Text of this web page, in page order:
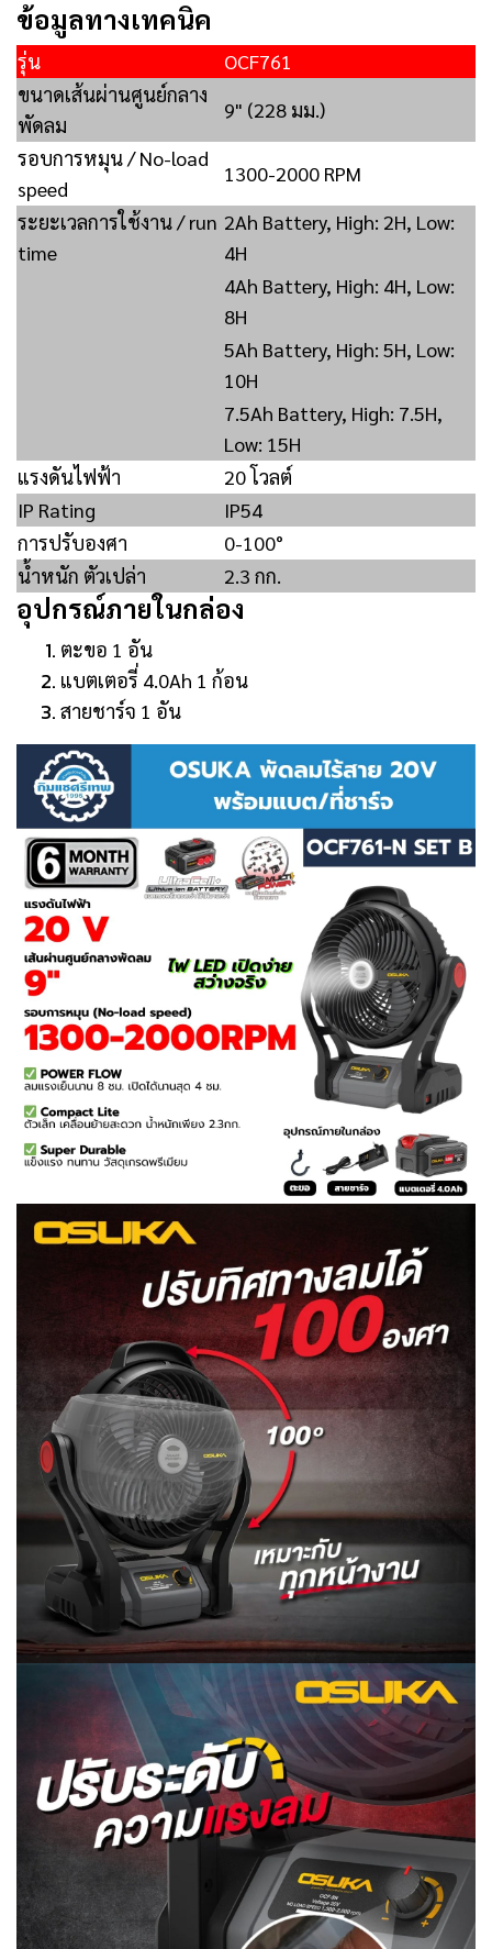
ข้อมูลทางเทคนิค
รุ่น
OCF761
ขนาดเส้นผ่านศูนย์กลาง
พัดลม
9" (228 มม.)
รอบการหมุน / No-load
speed
1300-2000 RPM
ระยะเวลการใช้งาน / run
time
2Ah Battery, High: 2H, Low:
4H
4Ah Battery, High: 4H, Low:
8H
5Ah Battery, High: 5H, Low:
10H
7.5Ah Battery, High: 7.5H,
Low: 15H
แรงดันไฟฟ้า
20 โวลต์
IP Rating
IP54
การปรับองศา
0-100°
น้ำหนัก ตัวเปล่า
2.3 กก.
อุปกรณ์ภายในกล่อง
ตะขอ 1 อัน
แบตเตอรี่ 4.0Ah 1 ก้อน
สายชาร์จ 1 อัน